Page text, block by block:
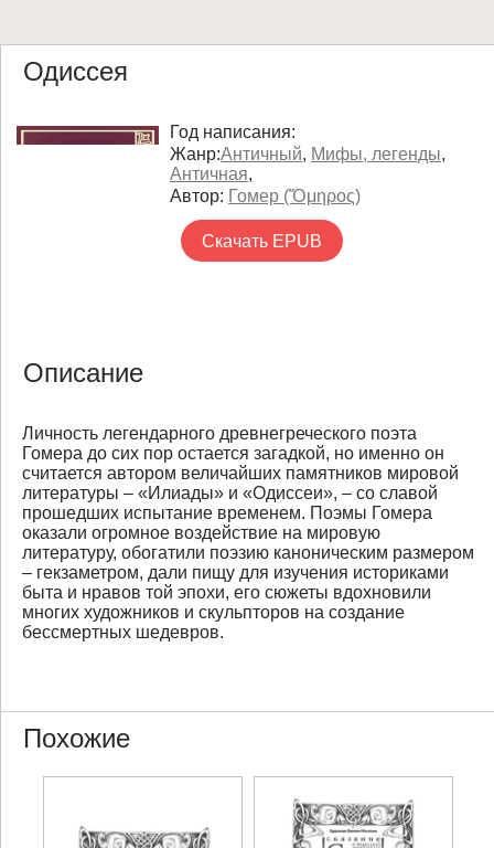
Одиссея
Год написания:
Жанр:Античный, Мифы, легенды,
Античная,
Автор: Гомер (Ὅμηρος)
Скачать EPUB
Описание
Личность легендарного древнегреческого поэта
Гомера до сих пор остается загадкой, но именно он
считается автором величайших памятников мировой
литературы – «Илиады» и «Одиссеи», – со славой
прошедших испытание временем. Поэмы Гомера
оказали огромное воздействие на мировую
литературу, обогатили поэзию каноническим размером
– гекзаметром, дали пищу для изучения историками
быта и нравов той эпохи, его сюжеты вдохновили
многих художников и скульпторов на создание
бессмертных шедевров.
Похожие